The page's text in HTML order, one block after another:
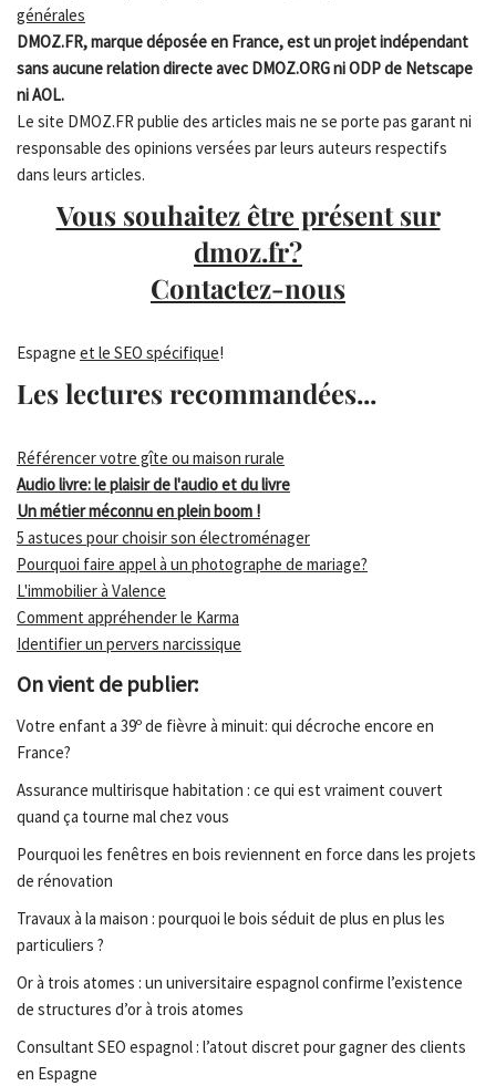
générales
DMOZ.FR, marque déposée en France, est un projet indépendant
sans aucune relation directe avec DMOZ.ORG ni ODP de Netscape
ni AOL.
Le site DMOZ.FR publie des articles mais ne se porte pas garant ni
responsable des opinions versées par leurs auteurs respectifs
dans leurs articles.
Vous souhaitez être présent sur
dmoz.fr?
Contactez-nous
Espagne et le SEO spécifique!
Les lectures recommandées...
Référencer votre gîte ou maison rurale
Audio livre: le plaisir de l'audio et du livre
Un métier méconnu en plein boom !
5 astuces pour choisir son électroménager
Pourquoi faire appel à un photographe de mariage?
L'immobilier à Valence
Comment appréhender le Karma
Identifier un pervers narcissique
On vient de publier:
Votre enfant a 39º de fièvre à minuit: qui décroche encore en
France?
Assurance multirisque habitation : ce qui est vraiment couvert
quand ça tourne mal chez vous
Pourquoi les fenêtres en bois reviennent en force dans les projets
de rénovation
Travaux à la maison : pourquoi le bois séduit de plus en plus les
particuliers ?
Or à trois atomes : un universitaire espagnol confirme l’existence
de structures d’or à trois atomes
Consultant SEO espagnol : l’atout discret pour gagner des clients
en Espagne